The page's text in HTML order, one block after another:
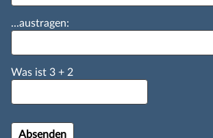
...austragen:
Was ist 3 + 2